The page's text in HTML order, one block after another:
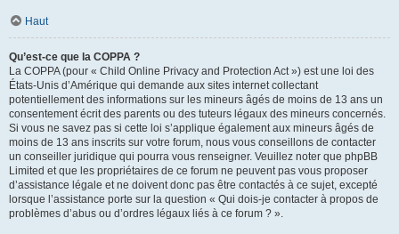
Haut
Qu’est-ce que la COPPA ?
La COPPA (pour « Child Online Privacy and Protection Act ») est une loi des
États-Unis d’Amérique qui demande aux sites internet collectant
potentiellement des informations sur les mineurs âgés de moins de 13 ans un
consentement écrit des parents ou des tuteurs légaux des mineurs concernés.
Si vous ne savez pas si cette loi s’applique également aux mineurs âgés de
moins de 13 ans inscrits sur votre forum, nous vous conseillons de contacter
un conseiller juridique qui pourra vous renseigner. Veuillez noter que phpBB
Limited et que les propriétaires de ce forum ne peuvent pas vous proposer
d’assistance légale et ne doivent donc pas être contactés à ce sujet, excepté
lorsque l’assistance porte sur la question « Qui dois-je contacter à propos de
problèmes d’abus ou d’ordres légaux liés à ce forum ? ».